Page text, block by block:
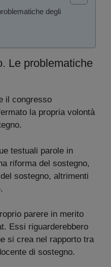
degli
Le problematiche
il congresso
la propria volontà
testuali parole in
riforma del sostegno,
sostegno, altrimenti
parere in merito
Essi riguarderebbero
si crea nel rapporto tra
di sostegno.